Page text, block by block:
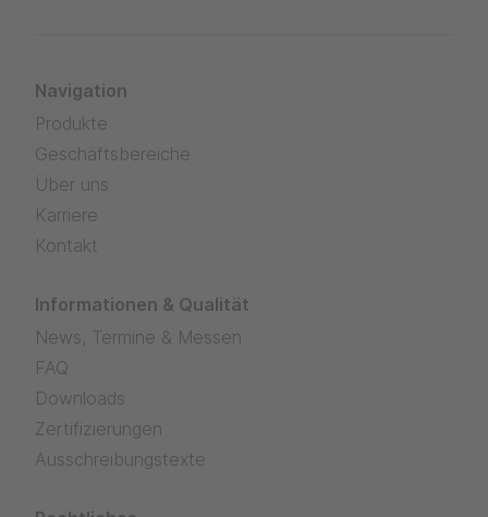
Navigation
Produkte
Geschäftsbereiche
Über uns
Karriere
Kontakt
Informationen & Qualität
News, Termine & Messen
FAQ
Downloads
Zertifizierungen
Ausschreibungstexte